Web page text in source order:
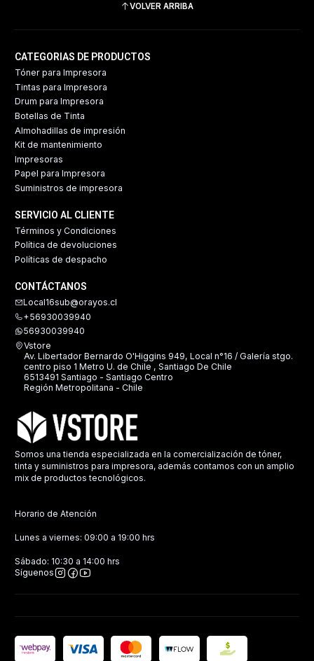
VOLVER ARRIBA
CATEGORIAS DE PRODUCTOS
Tóner para Impresora
Tintas para Impresora
Drum para Impresora
Botellas de Tinta
Almohadillas de impresión
Kit de mantenimiento
Impresoras
Papel para Impresora
Suministros de impresora
SERVICIO AL CLIENTE
Términos y Condiciones
Política de devoluciones
Políticas de despacho
CONTÁCTANOS
Local16sub@orayos.cl
+56930039940
56930039940
Vstore
Av. Libertador Bernardo O'Higgins 949, Local n°16 / Galería stgo.
centro piso 1 Metro U. de Chile , Santiago De Chile
6513491 Santiago - Santiago Centro
Región Metropolitana - Chile
Somos una tienda especializada en la comercialización de tóner,
tinta y suministros para impresora, además contamos con un amplio
mix de productos tecnológicos.
Horario de Atención
Lunes a viernes: 09:00 a 19:00 hrs
Sábado: 10:30 a 14:00 hrs
Síguenos